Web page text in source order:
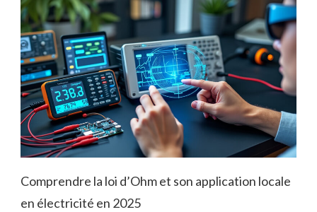
Comprendre la loi d’Ohm et son application locale
en électricité en 2025